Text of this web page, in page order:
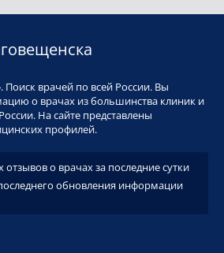
Поиск врачей по всей России. Вы
о врачах из большинства клиник и
На сайте представлены
профилей.
о врачах за последние сутки
обновления информации